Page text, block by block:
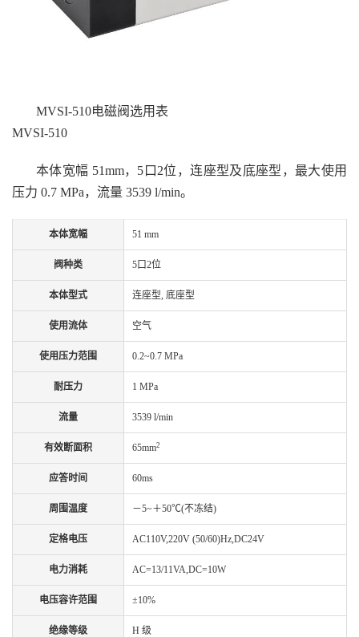
MVSI-510电磁阀选用表
MVSI-510
本体宽幅 51mm，5口2位，连座型及底座型，最大使用
压力 0.7 MPa，流量 3539 l/min。
本体宽幅 51 mm
阀种类 5口2位
本体型式 连座型, 底座型
使用流体 空气
使用压力范围 0.2~0.7 MPa
耐压力 1 MPa
流量 3539 l/min
有效断面积 65mm2
应答时间 60ms
周围温度 －5~＋50℃(不冻结)
定格电压 AC110V,220V (50/60)Hz,DC24V
电力消耗 AC=13/11VA,DC=10W
电压容许范围 ±10%
绝缘等级 H 级